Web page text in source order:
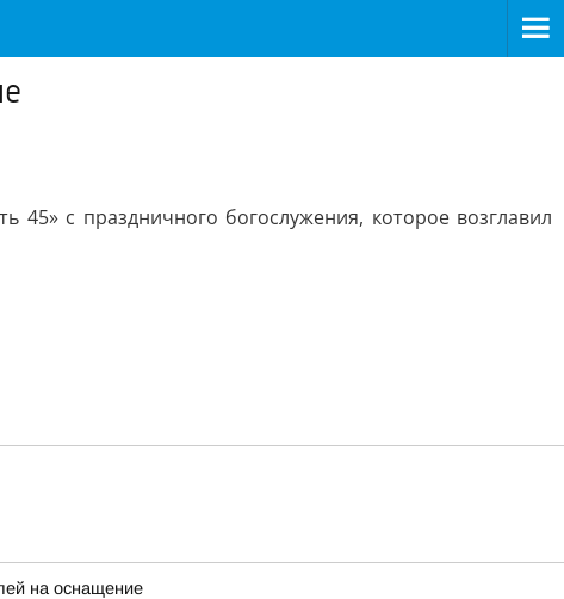
с праздничного богослужения, которое возглавил
на оснащение